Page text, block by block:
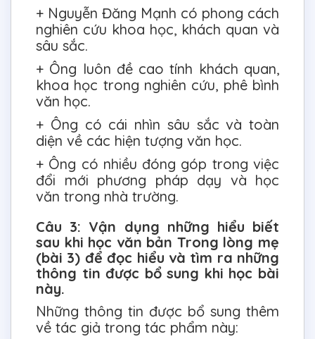
+ Nguyễn Đăng Mạnh có phong cách
nghiên cứu khoa học, khách quan và
sâu sắc.
+ Ông luôn đề cao tính khách quan,
khoa học trong nghiên cứu, phê bình
văn học.
+ Ông có cái nhìn sâu sắc và toàn
diện về các hiện tượng văn học.
+ Ông có nhiều đóng góp trong việc
đổi mới phương pháp dạy và học
văn trong nhà trường.
Câu 3: Vận dụng những hiểu biết
sau khi học văn bản Trong lòng mẹ
(bài 3) để đọc hiểu và tìm ra những
thông tin được bổ sung khi học bài
này.
Những thông tin được bổ sung thêm
về tác giả trong tác phẩm này: